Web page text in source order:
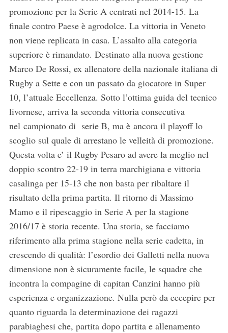
promozione per la Serie A centrati nel 2014-15. La
finale contro Paese è agrodolce. La vittoria in Veneto
non viene replicata in casa. L’assalto alla categoria
superiore è rimandato. Destinato alla nuova gestione
Marco De Rossi, ex allenatore della nazionale italiana di
Rugby a Sette e con un passato da giocatore in Super
10, l’attuale Eccellenza. Sotto l’ottima guida del tecnico
livornese, arriva la seconda vittoria consecutiva
nel campionato di serie B, ma è ancora il playoff lo
scoglio sul quale di arrestano le velleità di promozione.
Questa volta e’ il Rugby Pesaro ad avere la meglio nel
doppio scontro 22-19 in terra marchigiana e vittoria
casalinga per 15-13 che non basta per ribaltare il
risultato della prima partita. Il ritorno di Massimo
Mamo e il ripescaggio in Serie A per la stagione
2016/17 è storia recente. Una storia, se facciamo
riferimento alla prima stagione nella serie cadetta, in
crescendo di qualità: l’esordio dei Galletti nella nuova
dimensione non è sicuramente facile, le squadre che
incontra la compagine di capitan Canzini hanno più
esperienza e organizzazione. Nulla però da eccepire per
quanto riguarda la determinazione dei ragazzi
parabiaghesi che, partita dopo partita e allenamento